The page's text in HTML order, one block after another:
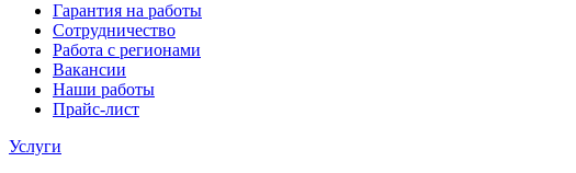
Гарантия на работы
Сотрудничество
Работа с регионами
Вакансии
Наши работы
Прайс-лист
Услуги